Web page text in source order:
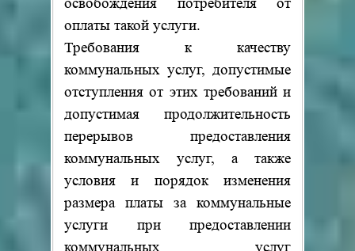
освобождения потребителя от
оплаты такой услуги.
Требования к качеству
коммунальных услуг, допустимые
отступления от этих требований и
допустимая продолжительность
перерывов предоставления
коммунальных услуг, а также
условия и порядок изменения
размера платы за коммунальные
услуги при предоставлении
коммунальных услуг